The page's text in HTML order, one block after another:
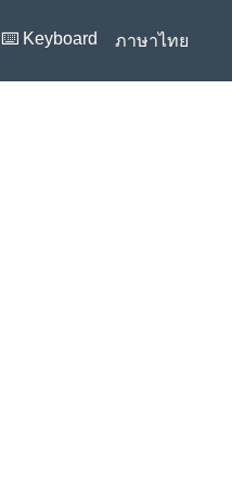
⌨️ Keyboard ภาษาไทย